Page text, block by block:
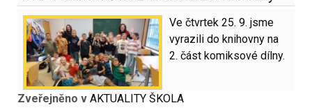
Ve čtvrtek 25. 9. jsme
vyrazili do knihovny na
2. část komiksové dílny.
Zveřejněno v AKTUALITY ŠKOLA